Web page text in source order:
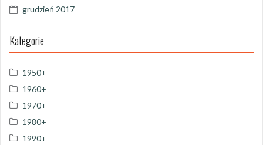
grudzień 2017
Kategorie
1950+
1960+
1970+
1980+
1990+